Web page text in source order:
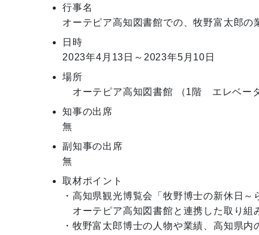
行事名
オーテピア高知図書館での、牧野富太郎
日時
2023年4月13日～2023年5月10日
場所
オーテピア高知図書館 （1階 エレベー
知事の出席
無
副知事の出席
無
取材ポイント
・高知県観光博覧会「牧野博士の新休日
オーテピア高知図書館と連携した取り組
・牧野富太郎博士の人物や業績、高知県